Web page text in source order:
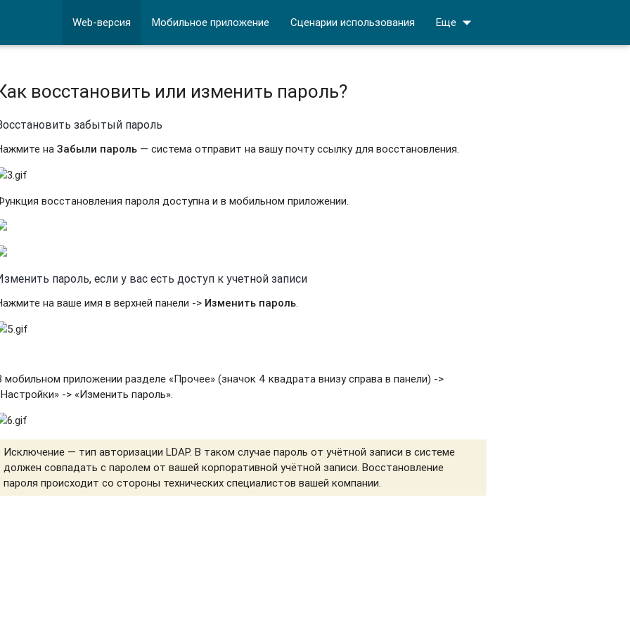
Web-версия Мобильное приложение Сценарии использования Еще arrow_drop_down
восстановить или изменить пароль?
забытый пароль
наЗабыли пароль — система отправит на вашу почту ссылку для восстановления.
восстановления пароля доступна и в мобильном приложении.
пароль, если у вас есть доступ к учетной записи
на ваше имя в верхней панели -> Изменить пароль
мобильном приложении разделе «Прочее» (значок 4 квадрата внизу справа в панели) ->
-> «Изменить пароль».
Исключение — тип авторизации LDAP. В таком случае пароль от учётной записи в системе
должен совпадать с паролем от вашей корпоративной учётной записи. Восстановление
пароля происходит со стороны технических специалистов вашей компании.